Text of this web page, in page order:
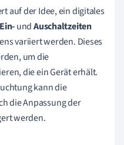
auf der Idee, ein digitales
Ein-undAuschaltzeiten
variiert werden. Dieses
um die
die ein Gerät erhält.
kann die
die Anpassung der
werden.